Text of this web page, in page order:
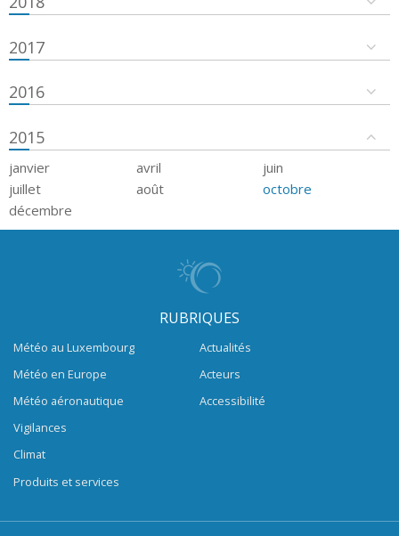
2017
2016
2015
janvier avril
juin
juillet
août
octobre
décembre
RUBRIQUES
Météo au Luxembourg
Météo en Europe
Météo aéronautique
Vigilances
Climat
Produits et services
Actualités
Acteurs
Accessibilité